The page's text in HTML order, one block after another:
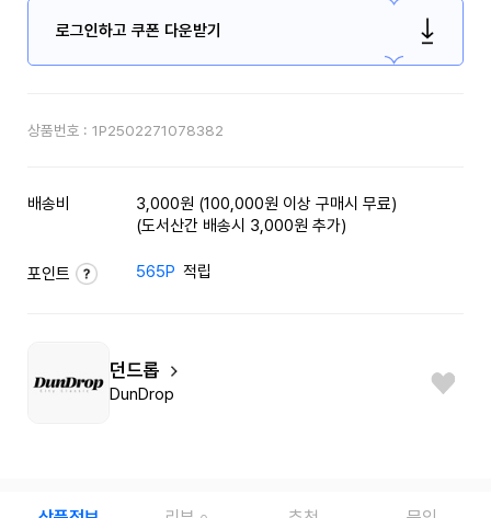
로그인하고 쿠폰 다운받기
상품번호 : 1P2502271078382
배송비
3,000원 (100,000원 이상 구매시 무료)
(도서산간 배송시 3,000원 추가)
포인트 565P 적립
던드롭
DunDrop